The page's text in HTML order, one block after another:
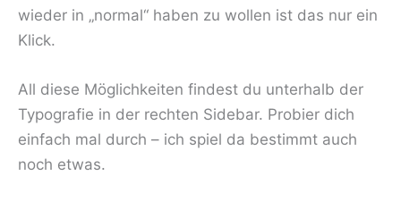
wieder in „normal“ haben zu wollen ist das nur ein
Klick.
All diese Möglichkeiten findest du unterhalb der
Typografie in der rechten Sidebar. Probier dich
einfach mal durch – ich spiel da bestimmt auch
noch etwas.